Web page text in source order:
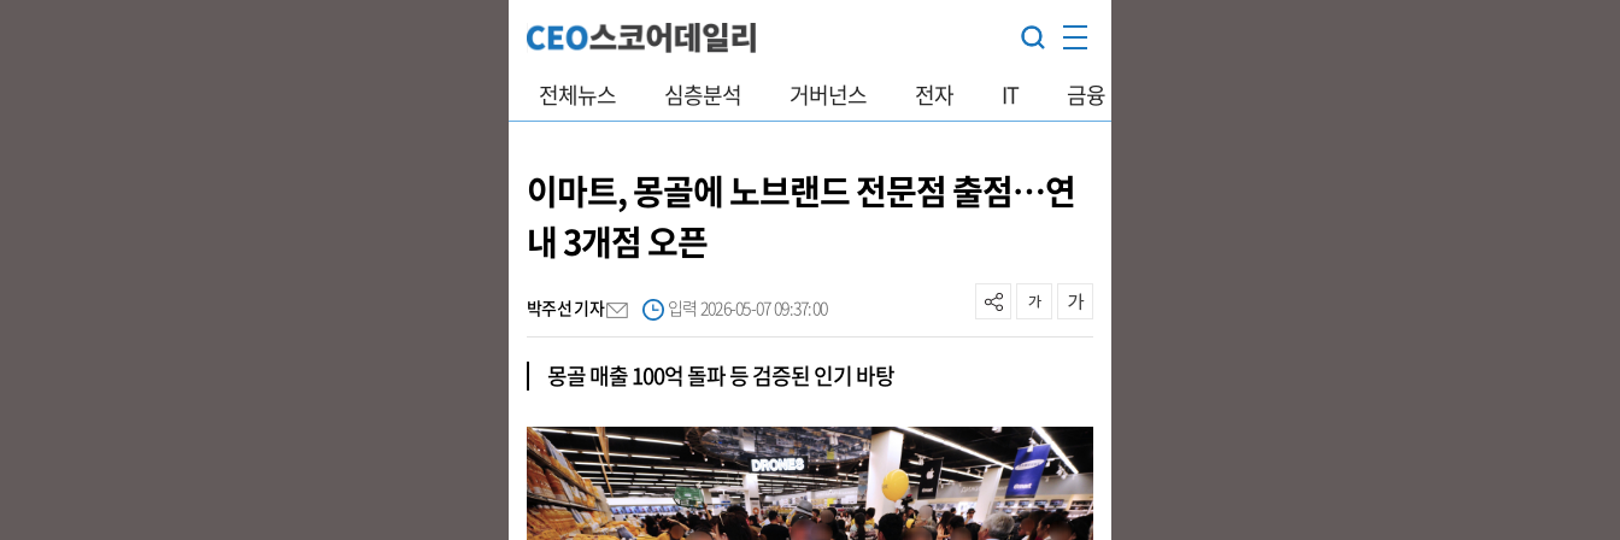
전체뉴스 심층분석 거버넌스 전자 IT 금융
이마트, 몽골에 노브랜드 전문점 출점…연
내 3개점 오픈
박주선 기자 입력 2026-05-07 09:37:00
몽골 매출 100억 돌파 등 검증된 인기 바탕